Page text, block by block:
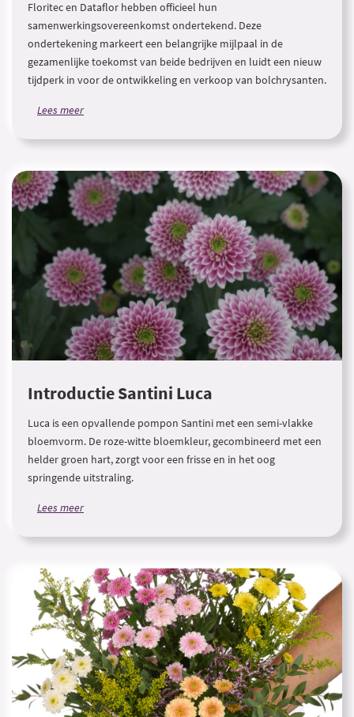
Floritec en Dataflor hebben officieel hun
samenwerkingsovereenkomst ondertekend. Deze
ondertekening markeert een belangrijke mijlpaal in de
gezamenlijke toekomst van beide bedrijven en luidt een nieuw
tijdperk in voor de ontwikkeling en verkoop van bolchrysanten.
Lees meer
Introductie Santini Luca
Luca is een opvallende pompon Santini met een semi-vlakke
bloemvorm. De roze-witte bloemkleur, gecombineerd met een
helder groen hart, zorgt voor een frisse en in het oog
springende uitstraling.
Lees meer